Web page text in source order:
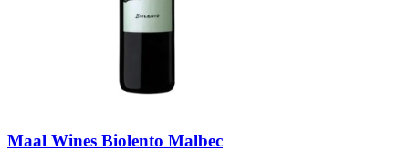
Maal Wines Biolento Malbec